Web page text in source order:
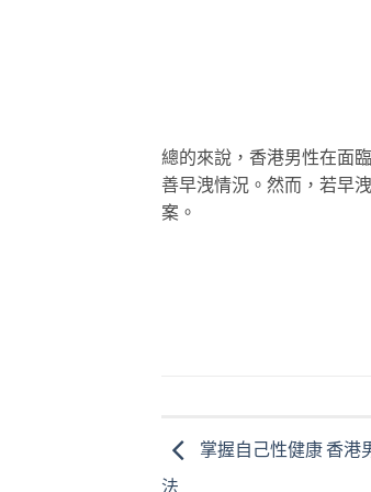
總的來說，香港男性在面臨
善早洩情況。然而，若早
案。
掌握自己性健康 香港
法